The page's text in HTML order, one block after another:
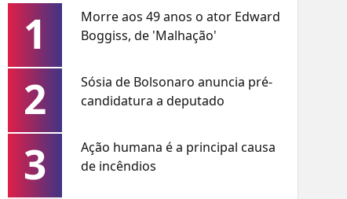
1
Morre aos 49 anos o ator Edward
Boggiss, de 'Malhação'
2
Sósia de Bolsonaro anuncia pré-
candidatura a deputado
3
Ação humana é a principal causa
de incêndios